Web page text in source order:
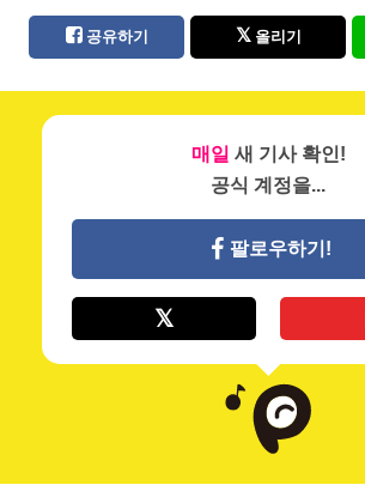
공유하기 올리기
매일 새 기사 확인!
공식 계정을...
팔로우하기!